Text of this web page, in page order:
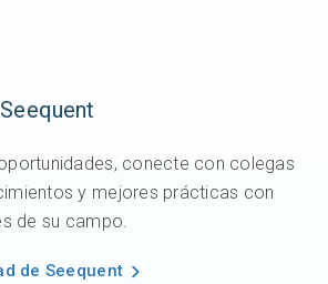
conecte con colegas
y mejores prácticas con
de su campo.
de Seequent